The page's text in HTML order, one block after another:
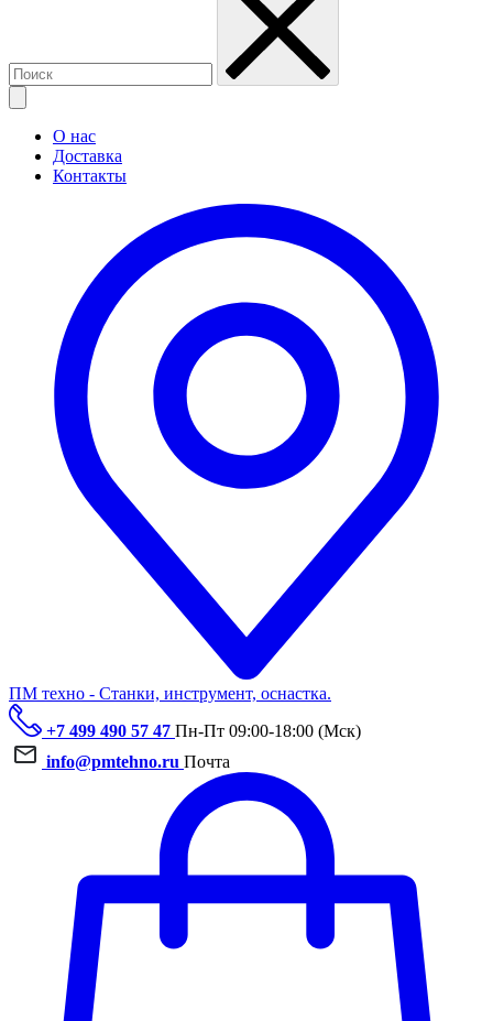
О нас
Доставка
Контакты
ПМ техно - Станки, инструмент, оснастка.
+7 499 490 57 47 Пн-Пт 09:00-18:00 (Мск)
info@pmtehno.ru Почта